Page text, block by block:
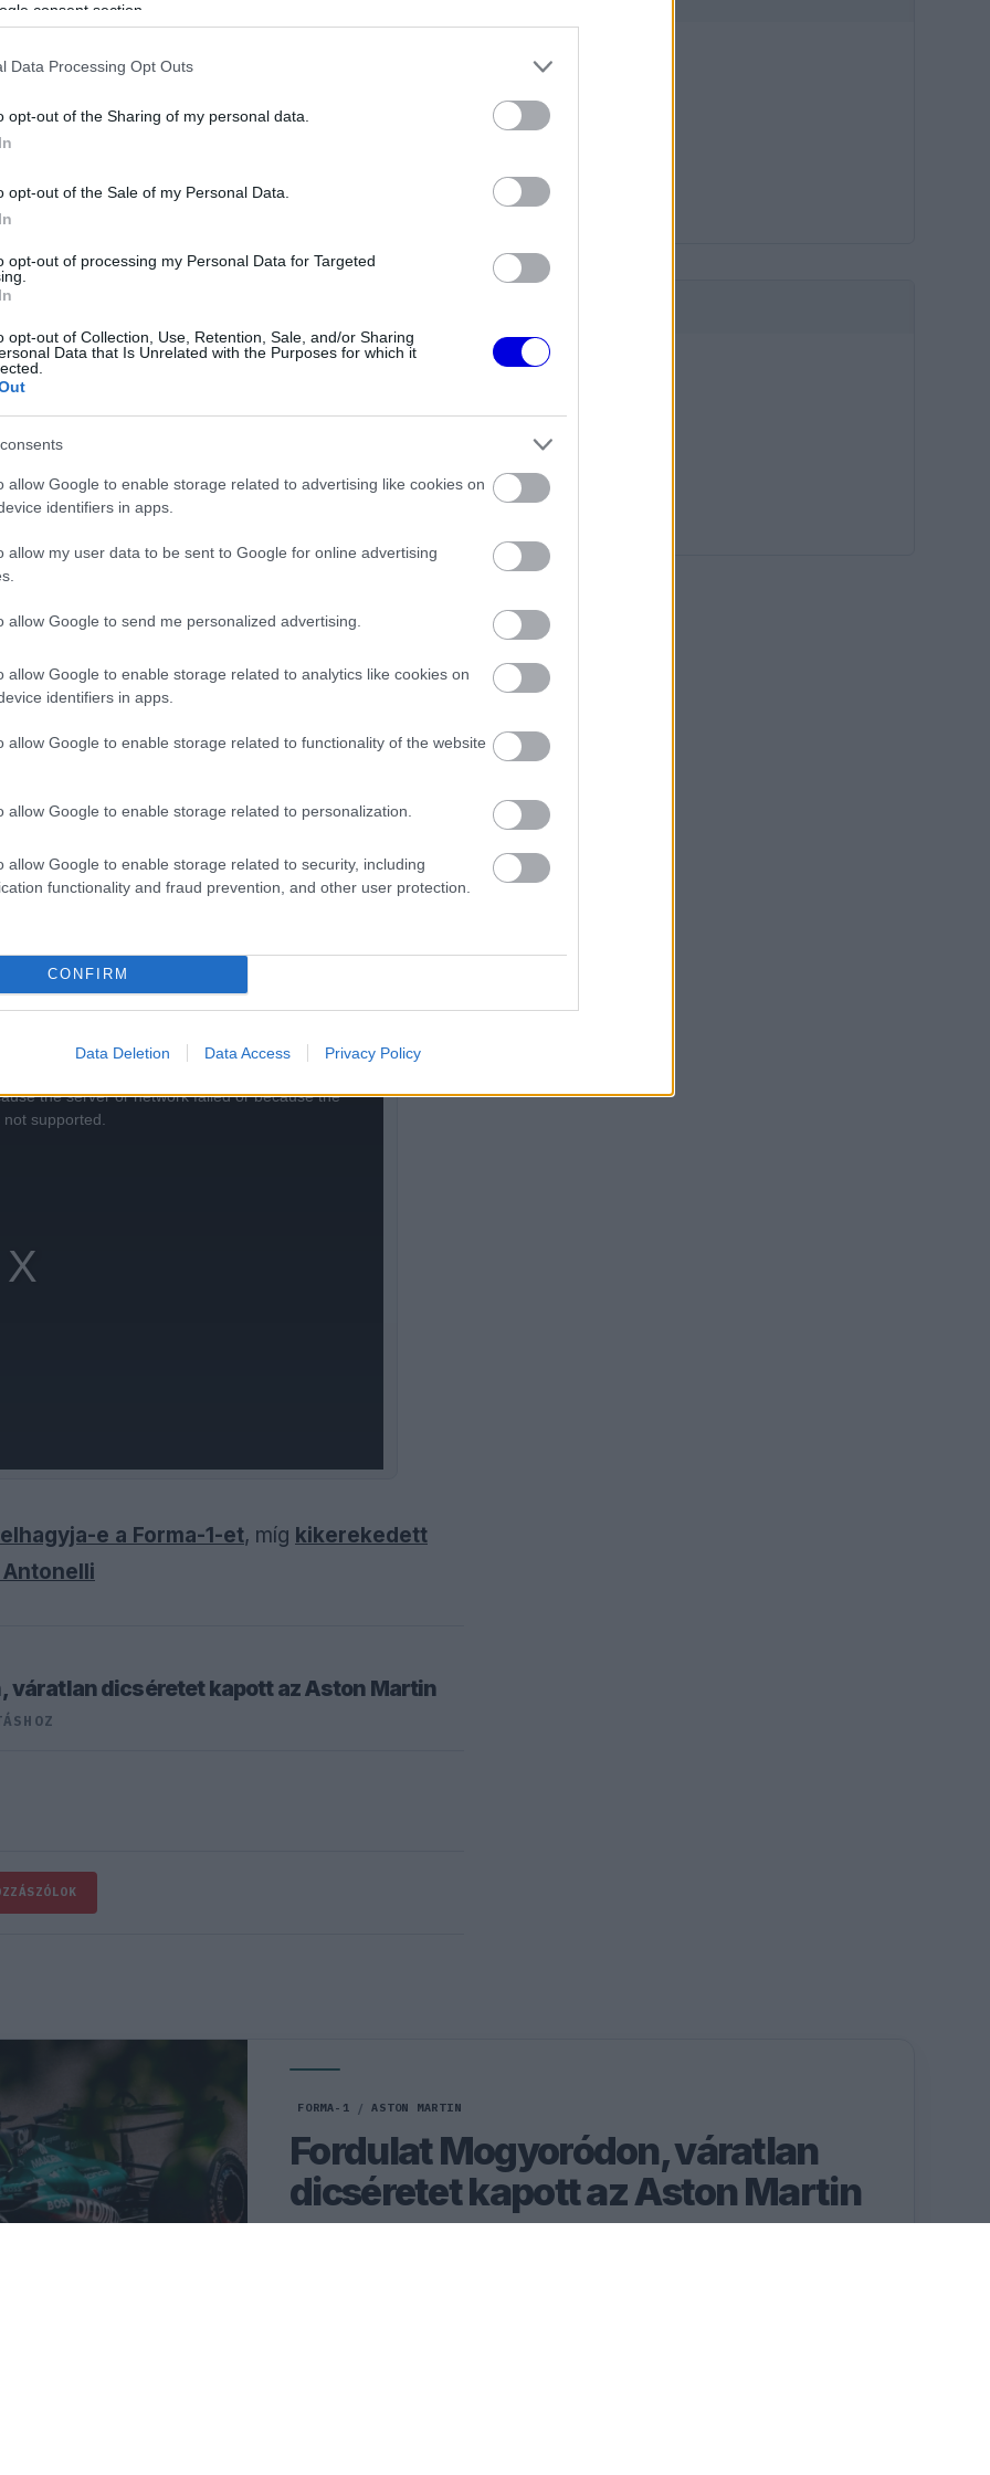
consent section.
Data Processing Opt Outs
opt-out of the Sharing of my personal data.
opt-out of the Sale of my Personal Data.
opt-out of processing my Personal Data for Targeted
opt-out of Collection, Use, Retention, Sale, and/or Sharing
Data that Is Unrelated with the Purposes for which it
allow Google to enable storage related to advertising like cookies on
identifiers in apps.
allow my user data to be sent to Google for online advertising
allow Google to send me personalized advertising.
allow Google to enable storage related to analytics like cookies on
identifiers in apps.
allow Google to enable storage related to functionality of the website
allow Google to enable storage related to personalization.
allow Google to enable storage related to security, including
functionality and fraud prevention, and other user protection.
CONFIRM
Data Deletion Data Access Privacy Policy
a világbajnoki cím. Rajtuk kívül csak egy
szempontjából: Lando Norris. Neki
címhez” – mondta Marko azAuto
Wolff ajánlatát
Adrian Newey megszólalt a
titkos fejlesztésekről és a
áll az élen a világbajnoki pontversenyben,
pontos hátránnyal rendelkezik a monacói
the server or network failed or because the
supported.
e a Forma-1-et, míg kikerekedett
váratlan dicséretet kapott az Aston Martin
FORMA-1 / ASTON MARTIN
Fordulat Mogyoródon, váratlan
dicséretet kapott az Aston Martin